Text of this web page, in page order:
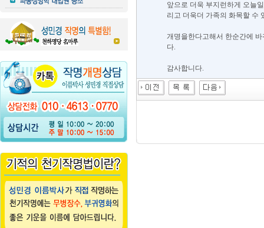
앞으로 더욱 부지런하게 오늘
리고 더욱더 가족의 화목할 수
개명을한다고해서 한순간에
다.
감사합니다.